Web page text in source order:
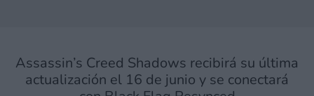
Assassin’s Creed Shadows recibirá su última
actualización el 16 de junio y se conectará